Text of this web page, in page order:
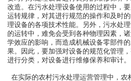
改造。在污水处理设备使用的过程中，
运转规律，对其进行规范的操作和及时
理设备的各项技术性能。另外，污水处
的运转中，难免会受到各种物理因素，
学效应的影响，而造成机械设备零部件
果。因此，要加强对设备的规范化管理
进行分类，对设备进行维修保养和审计。
在实际的农村污水处理运营管理中，农